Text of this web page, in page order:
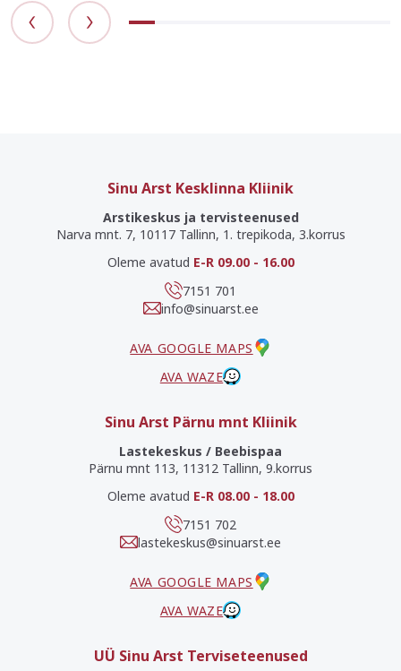
Sinu Arst Kesklinna Kliinik
Arstikeskus ja tervisteenused
Narva mnt. 7, 10117 Tallinn, 1. trepikoda, 3.korrus
Oleme avatud E-R 09.00 - 16.00
7151 701
info@sinuarst.ee
AVA GOOGLE MAPS
AVA WAZE
Sinu Arst Pärnu mnt Kliinik
Lastekeskus / Beebispaa
Pärnu mnt 113, 11312 Tallinn, 9.korrus
Oleme avatud E-R 08.00 - 18.00
7151 702
lastekeskus@sinuarst.ee
AVA GOOGLE MAPS
AVA WAZE
UÜ Sinu Arst Terviseteenused